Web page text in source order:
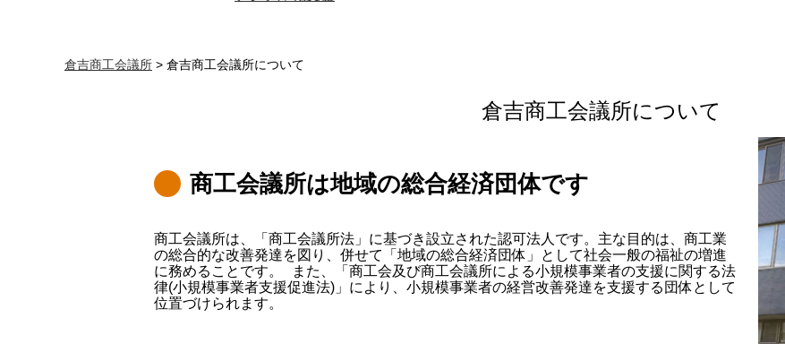
倉吉商工会議所 > 倉吉商工会議所について
倉吉商工会議所について
商工会議所は地域の総合経済団体です
商工会議所は、「商工会議所法」に基づき設立された認可法人です。主な目的は、商工業
の総合的な改善発達を図り、併せて「地域の総合経済団体」として社会一般の福祉の増進
に務めることです。 また、「商工会及び商工会議所による小規模事業者の支援に関する法
律(小規模事業者支援促進法)」により、小規模事業者の経営改善発達を支援する団体として
位置づけられます。